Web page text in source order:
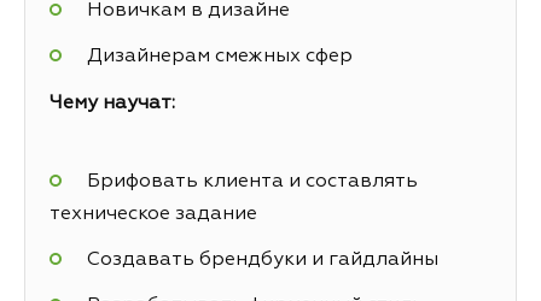
Новичкам в дизайне
Дизайнерам смежных сфер
Чему научат:
Брифовать клиента и составлять
техническое задание
Создавать брендбуки и гайдлайны